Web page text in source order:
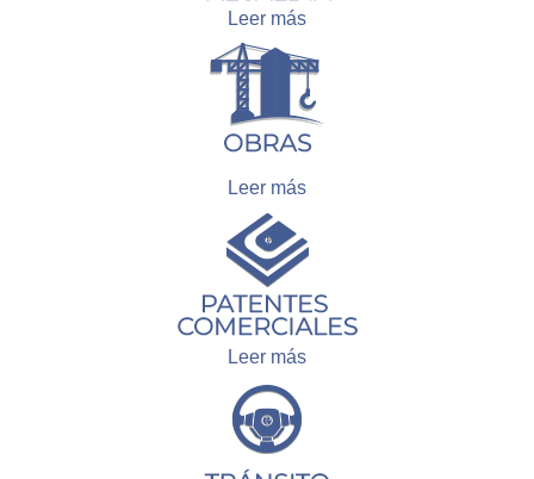
Leer más
Leer más
Leer más